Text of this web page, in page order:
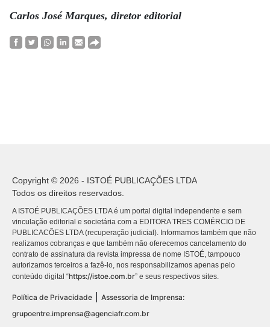
Carlos José Marques, diretor editorial
Copyright © 2026 - ISTOÉ PUBLICAÇÕES LTDA
Todos os direitos reservados.
A ISTOÉ PUBLICAÇÕES LTDA é um portal digital independente e sem
vinculação editorial e societária com a EDITORA TRES COMÉRCIO DE
PUBLICACÕES LTDA (recuperação judicial). Informamos também que não
realizamos cobranças e que também não oferecemos cancelamento do
contrato de assinatura da revista impressa de nome ISTOÉ, tampouco
autorizamos terceiros a fazê-lo, nos responsabilizamos apenas pelo
conteúdo digital “https://istoe.com.br” e seus respectivos sites.
Política de Privacidade
Assessoria de Imprensa:
grupoentre.imprensa@agenciafr.com.br